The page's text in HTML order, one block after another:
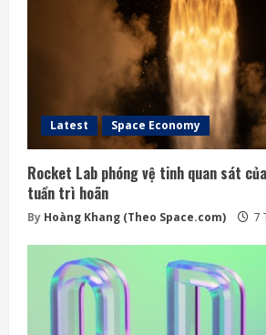
Latest Space Economy
Rocket Lab phóng vệ tinh quan sát
tuần trì hoãn
By Hoàng Khang (Theo Space.com) 7